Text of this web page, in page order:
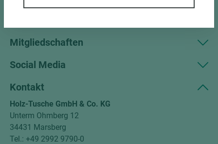
Mitgliedschaften
Social Media
Kontakt
Holz-Tusche GmbH & Co. KG
Unterm Ohmberg 12
34431 Marsberg
Tel.: +49 2992 9790-0